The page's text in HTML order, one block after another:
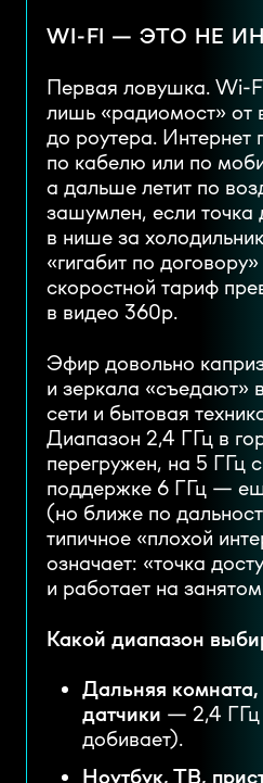
WI-FI — ЭТО НЕ
Первая ловушка. Wi-
лишь «радиомост» от
до роутера. Интернет
по кабелю или по
а дальше летит по
зашумлен, если точка
в нише за
«гигабит по
скоростной тариф
в видео 360p.
Эфир довольно
и зеркала «съедают»
сети и бытовая
Диапазон 2,4 ГГц в
перегружен, на 5 ГГц
поддержке 6 ГГц —
(но ближе по
типичное «плохой
означает: «точка
и работает на
Какой диапазон
Дальняя
датчики — 2,4
добивает).
Ноутбук, ТВ,